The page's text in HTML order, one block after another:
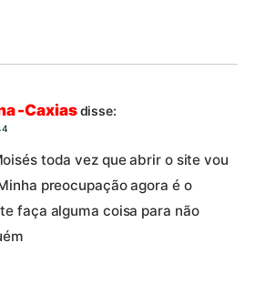
-Caxiasdisse:
toda vez que abrir o site vou
preocupação agora é o
faça alguma coisa para não